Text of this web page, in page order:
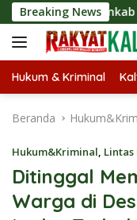
Langsung
ke
konten
Breaking News
Kulon Progo
Hukum & Kriminal
Beranda
Hukum&Kriminal,
Ditinggal
Warga di